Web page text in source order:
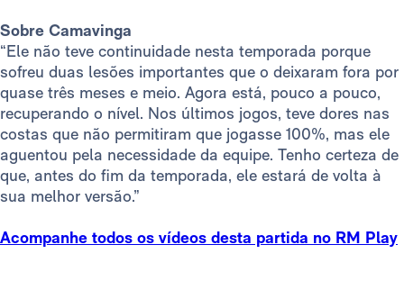
Sobre Camavinga
“Ele não teve continuidade nesta temporada porque
sofreu duas lesões importantes que o deixaram fora por
quase três meses e meio. Agora está, pouco a pouco,
recuperando o nível. Nos últimos jogos, teve dores nas
costas que não permitiram que jogasse 100%, mas ele
aguentou pela necessidade da equipe. Tenho certeza de
que, antes do fim da temporada, ele estará de volta à
sua melhor versão.”
Acompanhe todos os vídeos desta partida no RM Play